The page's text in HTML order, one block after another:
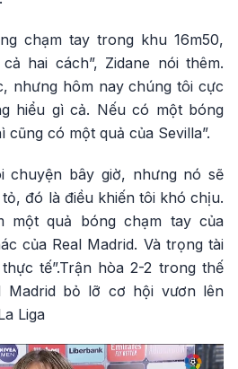
chạm tay trong khu 16m50,
hai cách”, Zidane nói thêm.
nhưng hôm nay chúng tôi cực
hiểu gì cả. Nếu có một bóng
có một quả của Sevilla”.
chuyện bây giờ, nhưng nó sẽ
đó là điều khiến tôi khó chịu.
một quả bóng chạm tay của
của Real Madrid. Và trọng tài
tế”.Trận hòa 2-2 trong thế
Madrid bỏ lỡ cơ hội vươn lên
Liga